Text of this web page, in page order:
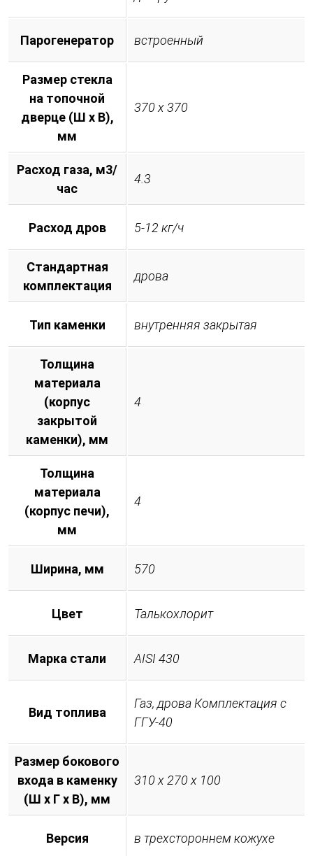
Парогенератор встроенный
Размер стекла
на топочной
дверце (Ш х В),
мм
370 х 370
Расход газа, м3/
час
4.3
Расход дров 5-12 кг/ч
Стандартная
комплектация
дрова
Тип каменки внутренняя закрытая
Толщина
материала
(корпус
закрытой
каменки), мм
4
Толщина
материала
(корпус печи),
мм
4
Ширина, мм 570
Цвет Талькохлорит
Марка стали AISI 430
Вид топлива
Газ, дрова Комплектация с
ГГУ-40
Размер бокового
входа в каменку
(Ш х Г х В), мм
310 х 270 х 100
Версия в трехстороннем кожухе